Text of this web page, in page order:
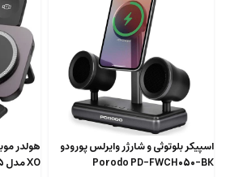
اسپیکر بلوتوثی و شارژر وایرلس پورودو
Porodo PD-FWCH050-BK
هولدر
XO مدل CX035 سه کاره 15W